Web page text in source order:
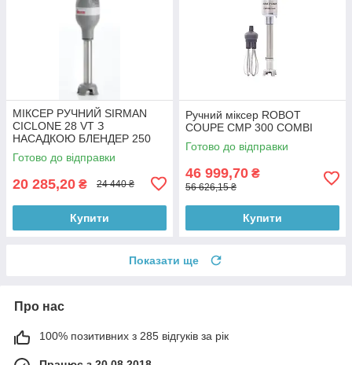
МІКСЕР РУЧНИЙ SIRMAN
CICLONE 28 VT З
НАСАДКОЮ БЛЕНДЕР 250
мм
Готово до відправки
20 285,20 ₴ 24 440 ₴
Купити
Ручний міксер ROBOT
COUPE CMP 300 COMBI
Готово до відправки
46 999,70 ₴
56 626,15 ₴
Купити
Показати ще
Про нас
100% позитивних з 285 відгуків за рік